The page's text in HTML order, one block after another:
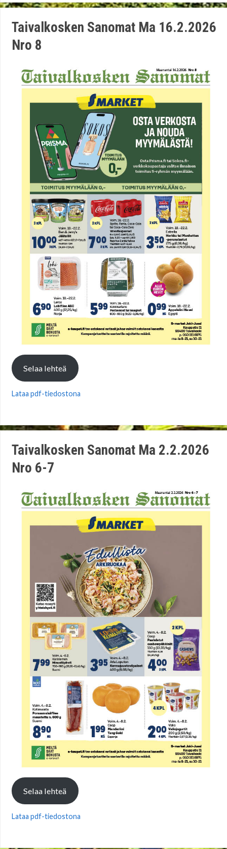
Taivalkosken Sanomat Ma 16.2.2026
Nro 8
Selaa lehteä
Lataa pdf-tiedostona
Taivalkosken Sanomat Ma 2.2.2026
Nro 6-7
Selaa lehteä
Lataa pdf-tiedostona